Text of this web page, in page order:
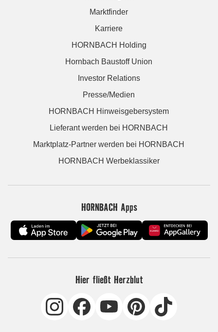
Marktfinder
Karriere
HORNBACH Holding
Hornbach Baustoff Union
Investor Relations
Presse/Medien
HORNBACH Hinweisgebersystem
Lieferant werden bei HORNBACH
Marktplatz-Partner werden bei HORNBACH
HORNBACH Werbeklassiker
HORNBACH Apps
Hier fließt Herzblut